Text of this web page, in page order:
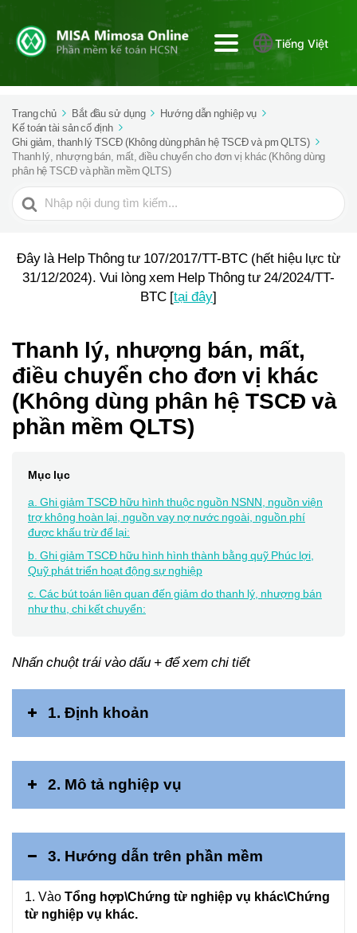
Tiếng Việt
Trang chủ Bắt đầu sử dụng
Hướng dẫn nghiệp vụ
Kế toán tài sản cố định
Ghi giảm, thanh lý TSCĐ (Không dùng phân hệ TSCĐ và pm QLTS)
Thanh lý, nhượng bán, mất, điều chuyển cho đơn vị khác (Không dùng
phân hệ TSCĐ và phần mềm QLTS)
Tìm
kiếm
Đây là Help Thông tư 107/2017/TT-BTC (hết hiệu lực từ
31/12/2024). Vui lòng xem Help Thông tư 24/2024/TT-
BTC [tại đây]
Thanh lý, nhượng bán, mất,
điều chuyển cho đơn vị khác
(Không dùng phân hệ TSCĐ và
phần mềm QLTS)
Mục lục
a. Ghi giảm TSCĐ hữu hình thuộc nguồn NSNN, nguồn viện
trợ không hoàn lại, nguồn vay nợ nước ngoài, nguồn phí
được khấu trừ để lại:
b. Ghi giảm TSCĐ hữu hình hình thành bằng quỹ Phúc lợi,
Quỹ phát triển hoạt động sự nghiệp
c. Các bút toán liên quan đến giảm do thanh lý, nhượng bán
như thu, chi kết chuyển:
Nhấn chuột trái vào dấu + để xem chi tiết
1. Ðịnh khoản
2. Mô tả nghiệp vụ
3. Hướng dẫn trên phần mềm
1. Vào Tổng hợp\Chứng từ nghiệp vụ khác\Chứng
từ nghiệp vụ khác.